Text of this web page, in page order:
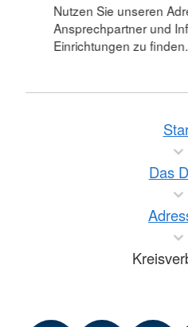
Nutzen Sie unseren
Ansprechpartner und
Einrichtungen zu finden.
Das